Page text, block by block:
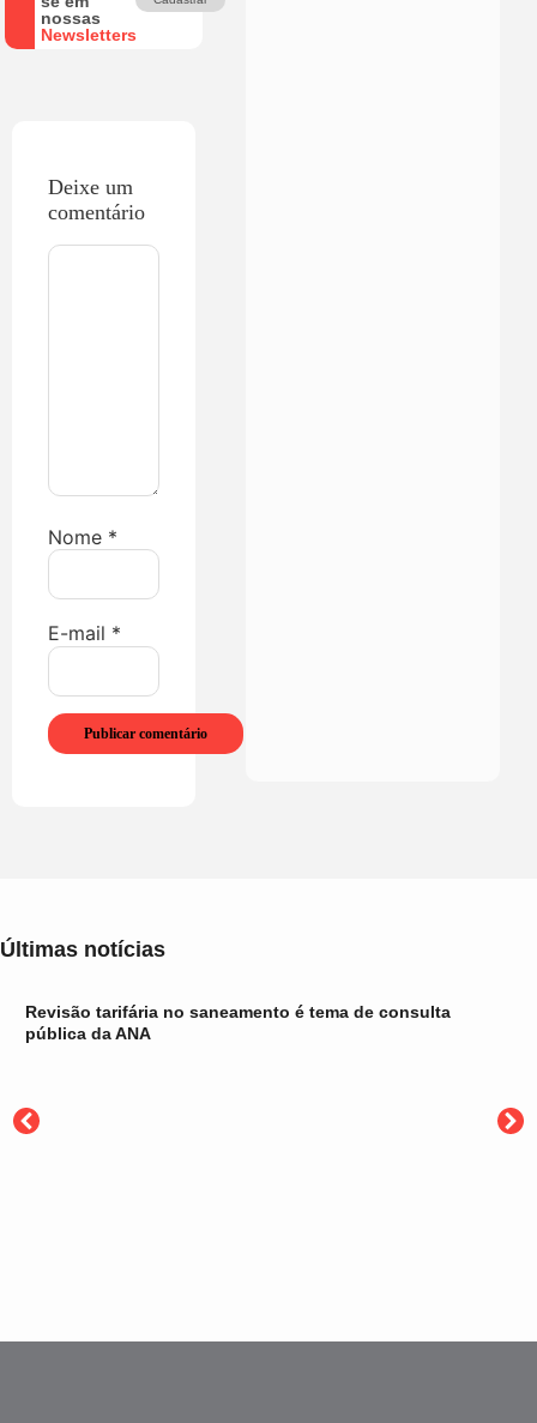
nossas
Newsletters
Deixe um
comentário
Nome *
E-mail *
Últimas notícias
Revisão tarifária no saneamento é tema de consulta
pública da ANA